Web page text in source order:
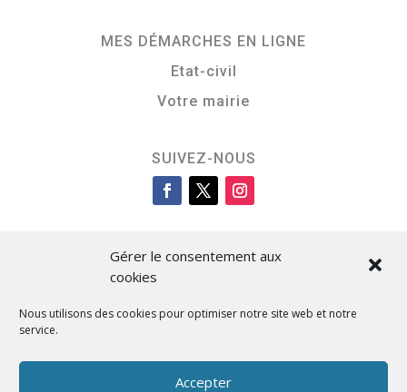
Gérer le consentement aux
cookies
Nous utilisons des cookies pour optimiser notre site web et notre
service.
Accepter
MES DÉMARCHES EN LIGNE
Etat-civil
Votre mairie
SUIVEZ-NOUS
Cità di L’Isula